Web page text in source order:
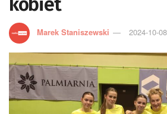
Marek Staniszewski 2024-10-